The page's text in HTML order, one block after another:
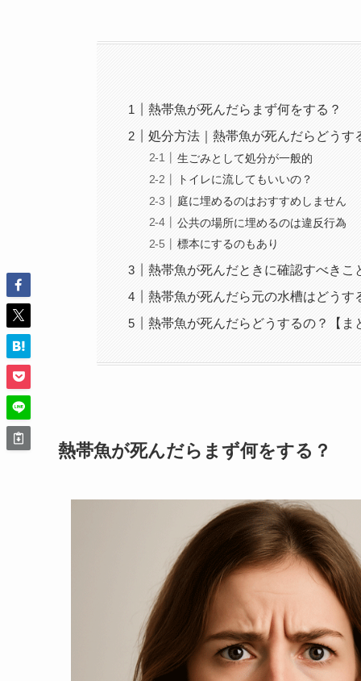
熱帯魚が死んだらまず何をする？
処分方法｜熱帯魚が死んだらどうす
生ごみとして処分が一般的
トイレに流してもいいの？
庭に埋めるのはおすすめしません
公共の場所に埋めるのは違反行為
標本にするのもあり
熱帯魚が死んだときに確認すべきこ
熱帯魚が死んだら元の水槽はどうす
熱帯魚が死んだらどうするの？【ま
熱帯魚が死んだらまず何をする？